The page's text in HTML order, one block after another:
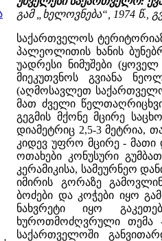
გამ „ხელოვნება“, 1974 წ.,
საქართველოს
პალეოლითის ხანის
უადრესი ნიმუშები
მიეკუთვნოს გვიანა
(აღმოსავლეთ
მათ ძველი
გეგმის მქონე მცირე
დიამეტრიც 2,5-3 მეტრია,
კიდევ უფრო მცირე - მათი
ოთახები კონუსური
კერამიკისა, სამეურნეო
იმირის გორაზე
ბოძები და კოჭები იყო
ნახვრეტი იყო
ხუროთმოძღვრული თემა
საქართველოში